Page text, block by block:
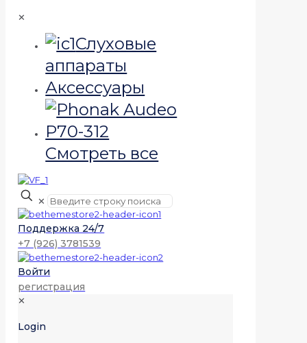
✕
Слуховые
аппараты
Аксессуары
Смотреть все
✕
Поддержка 24/7
+7 (926) 3781539
Войти
регистрация
✕
Login